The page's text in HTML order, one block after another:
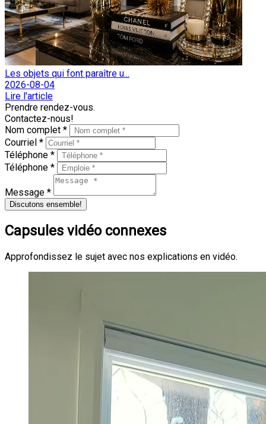
Les objets qui font paraître u...
2026-08-04
Lire l'article
Prendre rendez-vous.
Contactez-nous!
Nom complet *
Courriel *
Téléphone *
Téléphone *
Message *
Discutons ensemble!
Capsules vidéo connexes
Approfondissez le sujet avec nos explications en vidéo.